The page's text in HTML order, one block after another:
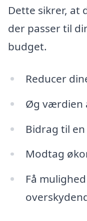
Dette sikrer, at
der passer til
budget.
Reducer
Øg værdien
Bidrag til
Modtag
Få